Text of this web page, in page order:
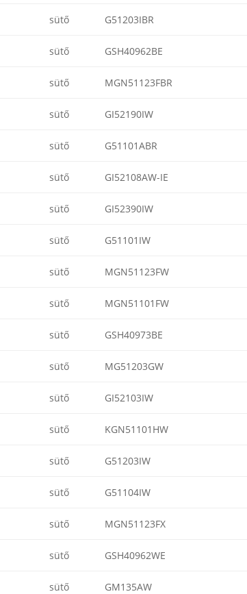
sütő G51203IBR
sütő GSH40962BE
sütő MGN51123FBR
sütő GI52190IW
sütő G51101ABR
sütő GI52108AW-IE
sütő GI52390IW
sütő G51101IW
sütő MGN51123FW
sütő MGN51101FW
sütő GSH40973BE
sütő MG51203GW
sütő GI52103IW
sütő KGN51101HW
sütő G51203IW
sütő G51104IW
sütő MGN51123FX
sütő GSH40962WE
sütő GM135AW